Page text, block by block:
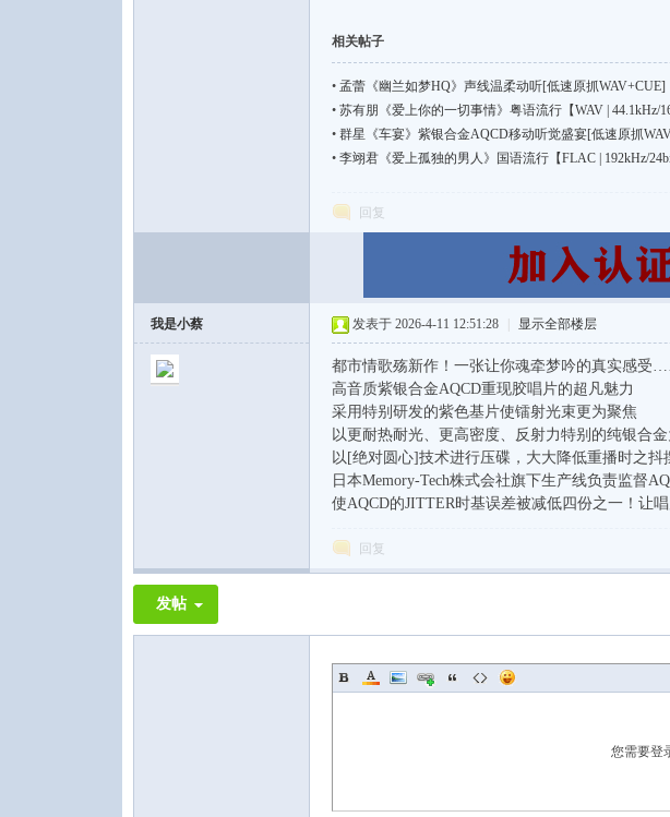
相关帖子
• 孟蕾《幽兰如梦HQ》声线温柔动听[低速原抓WAV+CUE]
• 苏有朋《爱上你的一切事情》粤语流行【WAV | 44.1kHz/
• 群星《车宴》紫银合金AQCD移动听觉盛宴[低速原抓
• 李翊君《爱上孤独的男人》国语流行【FLAC | 192kHz/
回复
我是小蔡 发表于 2026-4-11 12:51:28 显示全部楼层
都市情歌殇新作！一张让你魂牵梦吟的真实感受
高音质紫银合金AQCD重现胶唱片的超凡魅力
采用特别研发的紫色基片使镭射光束更为聚焦
以更耐热耐光、更高密度、反射力特别的纯银合
以[绝对圆心]技术进行压碟，大大降低重播时之抖
日本Memory-Tech株式会社旗下生产线负责监督
使AQCD的JITTER时基误差被减低四份之一！让
回复
发帖
您需要登